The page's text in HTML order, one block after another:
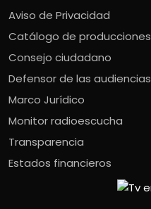
Aviso de Privacidad
Catálogo de producciones
Consejo ciudadano
Defensor de las audiencias
Marco Jurídico
Monitor radioescucha
Transparencia
Estados financieros